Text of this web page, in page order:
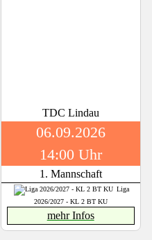
TDC Lindau
06.09.2026
14:00 Uhr
1. Mannschaft
Liga
2026/2027 - KL 2 BT KU
mehr Infos